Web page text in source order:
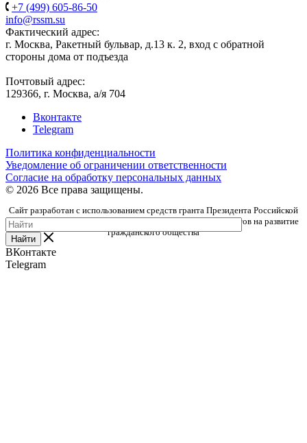
+7 (499) 605-86-50
info@rssm.su
Фактический адрес:
г. Москва, Ракетный бульвар, д.13 к. 2, вход с обратной
стороны дома от подъезда
Почтовый адрес:
129366, г. Москва, а/я 704
Вконтакте
Telegram
Политика конфиденциальности
Уведомление об ограничении ответственности
Согласие на обработку персональных данных
© 2026 Все права защищены.
Сайт разработан с использованием средств гранта Президента Российской
Федерации, предоставленного Фондом президентских грантов на развитие
гражданского общества
Найти
ВКонтакте
Telegram